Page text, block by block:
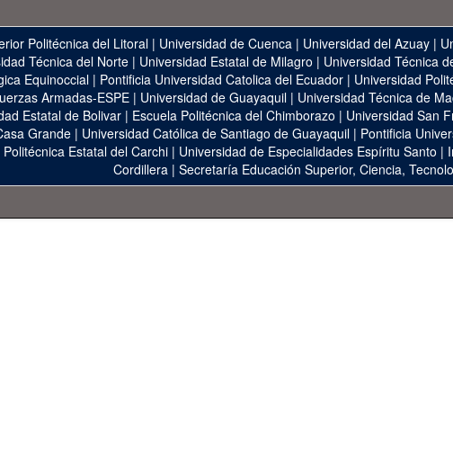
Politécnica del Litoral | Universidad de Cuenca | Universidad del Azuay |
Técnica del Norte| Universidad Estatal de Milagro | Universidad Técnica
Equinoccial| Pontificia Universidad Catolica del Ecuador| Universidad
Armadas-ESPE | Universidad de Guayaquil | Universidad Técnica de
Estatal de Bolivar| Escuela Politécnica del Chimborazo | Universidad San
Grande | Universidad Católica de Santiago de Guayaquil | Pontificia
Estatal del Carchi | Universidad de Especialidades Espíritu Santo |
Cordillera| Secretaría Educación Superior, Ciencia,